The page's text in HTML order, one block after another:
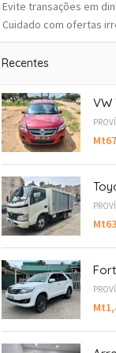
Evite transações em
Cuidado com ofertas
Recentes
VW